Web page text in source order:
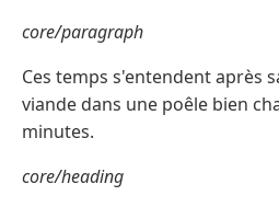
core/paragraph
Ces temps s'entendent après
viande dans une poêle bien
minutes.
core/heading